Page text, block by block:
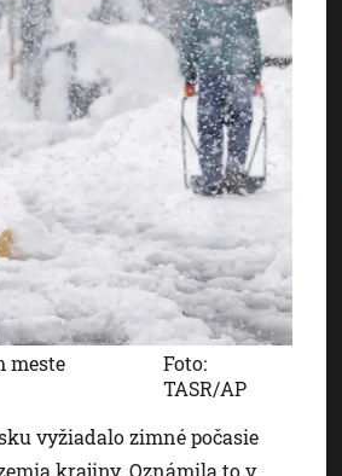
meste
Foto:
TASR/AP
vyžiadalo zimné počasie
krajiny. Oznámila to v